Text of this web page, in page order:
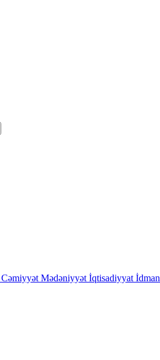
Cəmiyyət Mədəniyyət İqtisadiyyat İdman